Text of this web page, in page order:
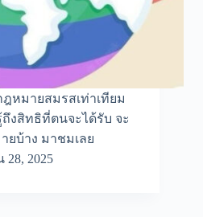
หมายสมรสเท่าเทียม
งสิทธิที่ตนจะได้รับ จะ
ยบ้าง มาชมเลย
28, 2025